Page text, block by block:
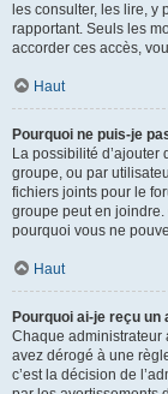
les consulter, les lire, y
rapportant. Seuls les
accorder ces accès,
Haut
Pourquoi ne puis-je
La possibilité
groupe, ou par
fichiers joints pour le
groupe peut en joindre.
pourquoi vous ne
Haut
Pourquoi ai-je reçu
Chaque administrateur
avez dérogé à une
c’est la décision de